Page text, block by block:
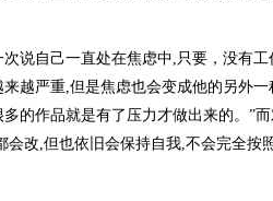
自己一直处在焦虑中,只要，没有工
越严重,但是焦虑也会变成他的另外
的作品就是有了压力才做出来的。”
会改,但也依旧会保持自我,不会完全按